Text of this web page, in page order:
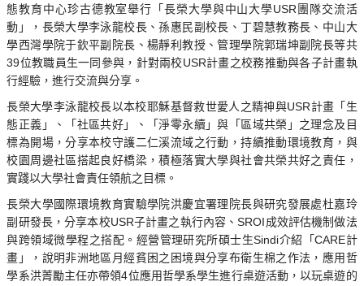
態教育中心珍古德教室舉行「長榮大學與中山大學USR團隊交流活
動」，長榮大學李泳龍校長、孫惠民副校長、丁碧慧教務長、中山大
學西灣學院于欽平副院長、楊靜利教授、管理學院郭瑞坤副院長等共
39位教職員生一同參與，針對兩校USR計畫之校務推動與各子計畫執
行經驗，進行交流與分享。
長榮大學李泳龍校長以本校耶穌基督救世愛人之精神與USR計畫「生
態正義」、「社區共好」、「淨零永續」與「區域共榮」之理念及目
標為開場，分享本校守護二仁溪流域之行動，持續推動環境教育，與
校園周邊社區搭起良好橋梁，積極落實大學與社會共榮共好之責任，
實踐以大學社會責任領航之目標。
長榮大學國際環境教育實驗學院洪慶宜署理院長與研究發展處杜嘉玲
副研發長，分享本校USR子計畫之執行內容、SROI成效評估機制做法
與跨領域微學程之搭配。經營管理研究所碩士生Sindi介紹「CARE計
畫」，說明非洲地區月經貧困之困境與分享布衛生棉之作法，應用哲
學系洪菁勵主任亦帶領4位應用哲學系學生進行桌遊活動，以玩桌遊的